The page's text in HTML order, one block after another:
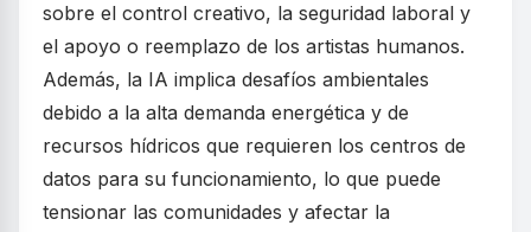
sobre el control creativo, la seguridad laboral y
el apoyo o reemplazo de los artistas humanos.
Además, la IA implica desafíos ambientales
debido a la alta demanda energética y de
recursos hídricos que requieren los centros de
datos para su funcionamiento, lo que puede
tensionar las comunidades y afectar la